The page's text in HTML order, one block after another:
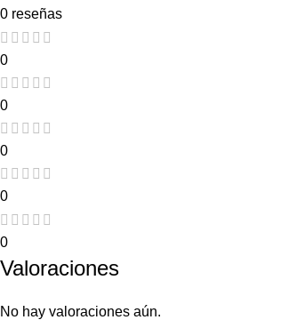
0 reseñas
0
0
0
0
0
Valoraciones
No hay valoraciones aún.